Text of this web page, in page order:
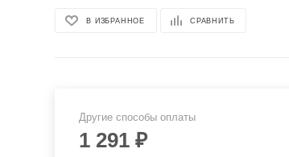
В ИЗБРАННОЕ СРАВНИТЬ
Другие способы оплаты
1 291 ₽